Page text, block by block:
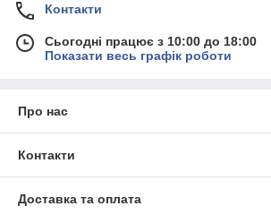
Контакти
Сьогодні працює з 10:00 до 18:00
Показати весь графік роботи
Про нас
Контакти
Доставка та оплата